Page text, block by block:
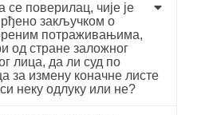
се поверилац, чије је
закључком о
потраживањима,
од стране заложног
лица, да ли суд по
за измену коначне листе
неку одлуку или не?